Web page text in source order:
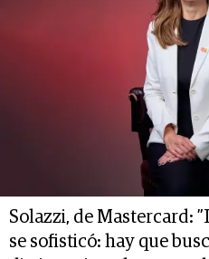
Solazzi, de Mastercard:
se sofisticó: hay que